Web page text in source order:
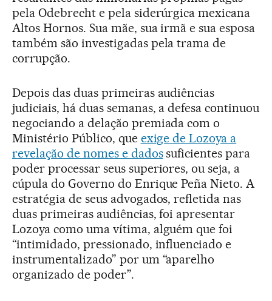
pela Odebrecht e pela siderúrgica mexicana
Altos Hornos. Sua mãe, sua irmã e sua esposa
também são investigadas pela trama de
corrupção.
Depois das duas primeiras audiências
judiciais, há duas semanas, a defesa continuou
negociando a delação premiada com o
Ministério Público, que exige de Lozoya a
revelação de nomes e dadossuficientes para
poder processar seus superiores, ou seja, a
cúpula do Governo do Enrique Peña Nieto. A
estratégia de seus advogados, refletida nas
duas primeiras audiências, foi apresentar
Lozoya como uma vítima, alguém que foi
“intimidado, pressionado, influenciado e
instrumentalizado” por um “aparelho
organizado de poder”.